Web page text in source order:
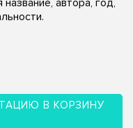
В КОРЗИНУ